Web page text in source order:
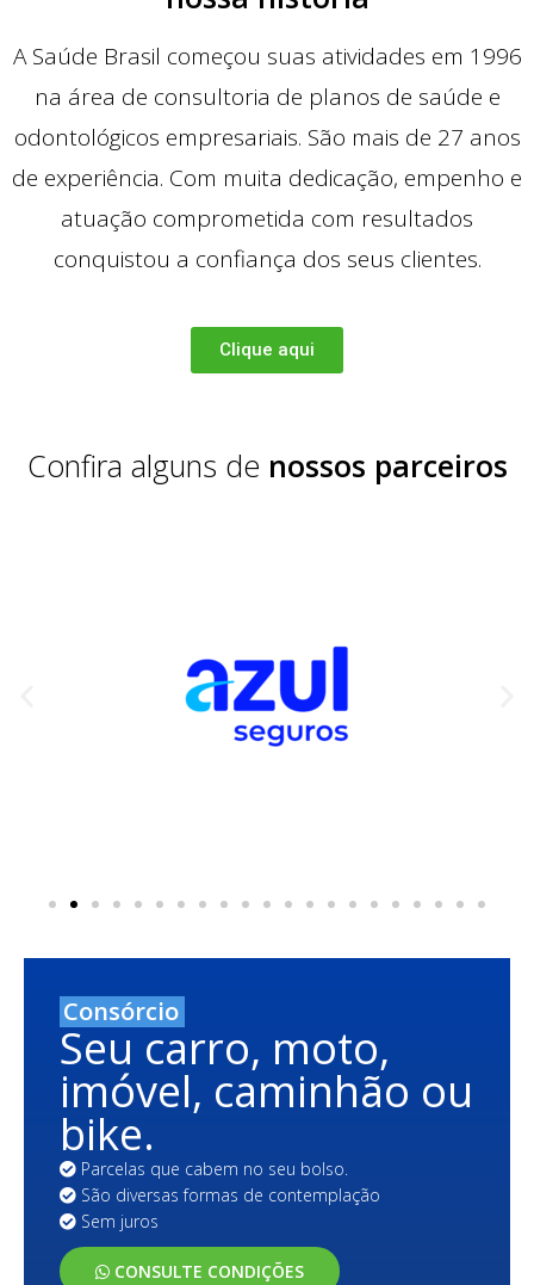
A Saúde Brasil começou suas atividades em 1996
na área de consultoria de planos de saúde e
odontológicos empresariais. São mais de 27 anos
de experiência. Com muita dedicação, empenho e
atuação comprometida com resultados
conquistou a confiança dos seus clientes.
Clique aqui
Confira alguns de nossos parceiros
Consórcio
Seu carro, moto,
imóvel, caminhão ou
bike.
Parcelas que cabem no seu bolso.
São diversas formas de contemplação
Sem juros
CONSULTE CONDIÇÕES